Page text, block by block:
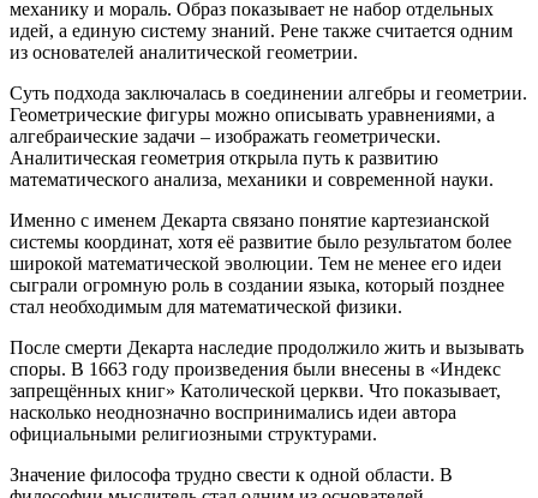
механику и мораль. Образ показывает не набор отдельных
идей, а единую систему знаний. Рене также считается одним
из основателей аналитической геометрии.
Суть подхода заключалась в соединении алгебры и геометрии.
Геометрические фигуры можно описывать уравнениями, а
алгебраические задачи – изображать геометрически.
Аналитическая геометрия открыла путь к развитию
математического анализа, механики и современной науки.
Именно с именем Декарта связано понятие картезианской
системы координат, хотя её развитие было результатом более
широкой математической эволюции. Тем не менее его идеи
сыграли огромную роль в создании языка, который позднее
стал необходимым для математической физики.
После смерти Декарта наследие продолжило жить и вызывать
споры. В 1663 году произведения были внесены в «Индекс
запрещённых книг» Католической церкви. Что показывает,
насколько неоднозначно воспринимались идеи автора
официальными религиозными структурами.
Значение философа трудно свести к одной области. В